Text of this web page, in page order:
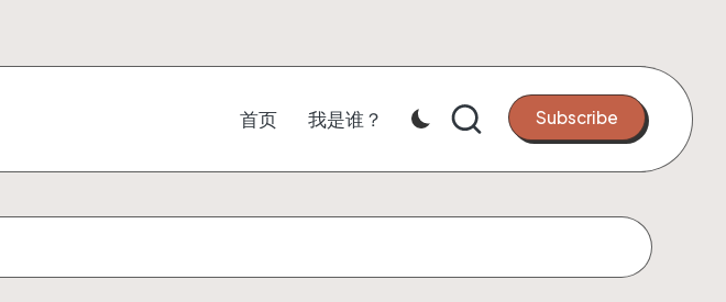
首页 我是谁？ Subscribe